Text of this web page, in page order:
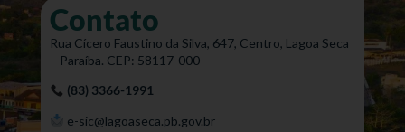
Contato
Rua Cícero Faustino da Silva, 647, Centro, Lagoa Seca
– Paraíba. CEP: 58117-000
(83) 3366-1991
e-sic@lagoaseca.pb.gov.br